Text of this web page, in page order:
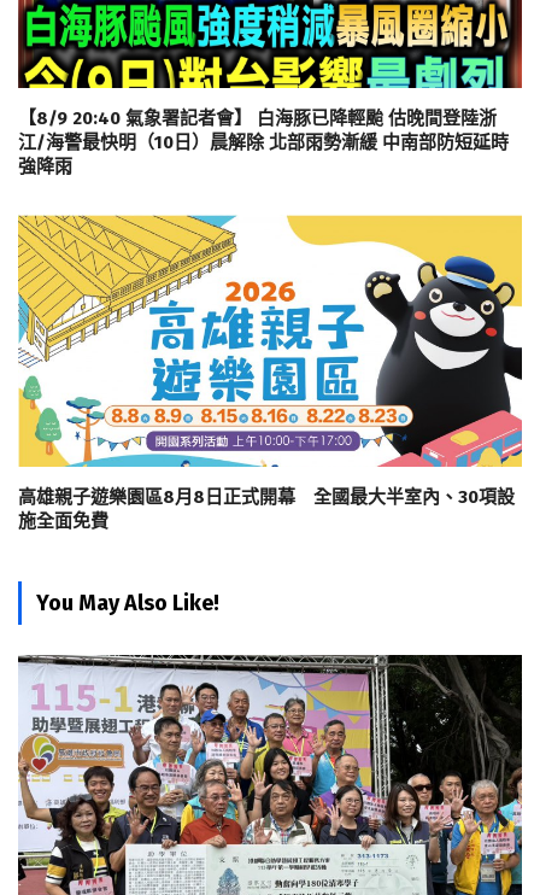
【8/9 20:40 氣象署記者會】 白海豚已降輕颱 估晚間登陸浙
江/海警最快明（10日）晨解除 北部雨勢漸緩 中南部防短延時
強降雨
高雄親子遊樂園區8月8日正式開幕 全國最大半室內、30項設
施全面免費
You May Also Like!